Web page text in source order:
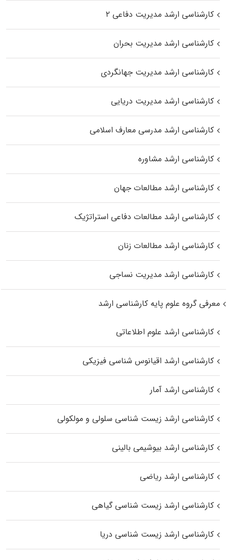
کارشناسی ارشد مدیریت دفاعی ۲
کارشناسی ارشد مدیریت بحران
کارشناسی ارشد مدیریت جهانگردی
کارشناسی ارشد مدیریت دریایی
کارشناسی ارشد مدرسی معارف اسلامی
کارشناسی ارشد مشاوره
کارشناسی ارشد مطالعات جهان
کارشناسی ارشد مطالعات دفاعی استراتژیک
کارشناسی ارشد مطالعات زنان
کارشناسی ارشد مدیریت نساجی
معرفی گروه علوم پایه کارشناسی ارشد
کارشناسی ارشد علوم اطلاعاتی
کارشناسی ارشد اقیانوس‌ شناسی فیزیکی
کارشناسی ارشد آمار
کارشناسی ارشد زیست شناسی سلولی و مولکولی
کارشناسی ارشد بیوشیمی بالینی
کارشناسی ارشد ریاضی
کارشناسی ارشد زیست‌ شناسی گیاهی
کارشناسی ارشد زیست‌ شناسی دریا